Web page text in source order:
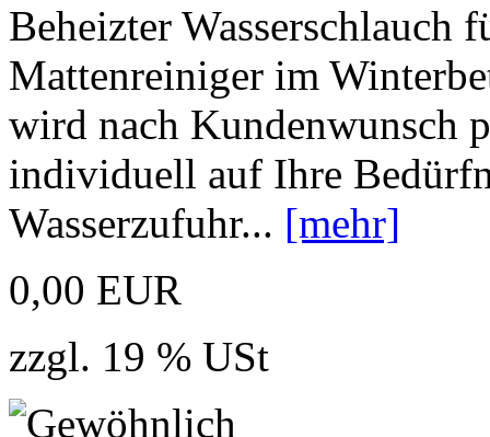
Beheizter Wasserschlauch
Mattenreiniger im
wird nach Kundenwunsch
individuell auf Ihre
Wasserzufuhr... [mehr]
0,00 EUR
zzgl. 19 % USt